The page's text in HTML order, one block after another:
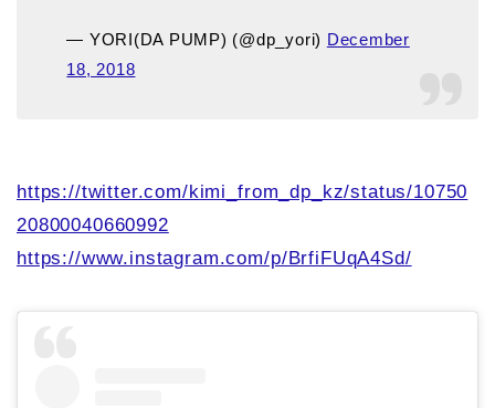
— YORI(DA PUMP) (@dp_yori) December
18, 2018
https://twitter.com/kimi_from_dp_kz/status/10750
20800040660992
https://www.instagram.com/p/BrfiFUqA4Sd/